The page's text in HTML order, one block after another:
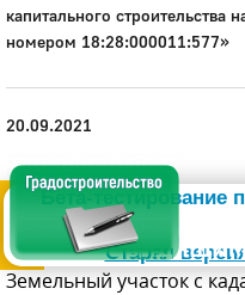
Администрация
Бета-тестирование
Старая
капитального строительства
номером 18:28:000011:577»
20.09.2021
Земельный участок с